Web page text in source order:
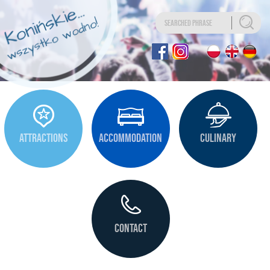
Uwaga:
Ta
strona
internetowa
zawiera
system
ułatwień
dostępu.
ATTRACTIONS ACCOMMODATION CULINARY
CONTACT